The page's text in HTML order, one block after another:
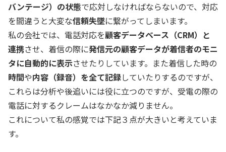
バンテージ）の状態で応対しなければならないので、対応
を間違うと大変な信頼失墜に繋がってしまいます。
私の会社では、電話対応を顧客データベース（CRM）と
連携させ、着信の際に発信元の顧客データが着信者のモニ
タに自動的に表示させたりしています。また着信した時の
時間や内容（録音）を全て記録していたりするのですが、
これらは分析や後追いには役に立つのですが、受電の際の
電話に対するクレームはなかなか減りません。
これについて私の感覚では下記３点が大きいと考えていま
す。